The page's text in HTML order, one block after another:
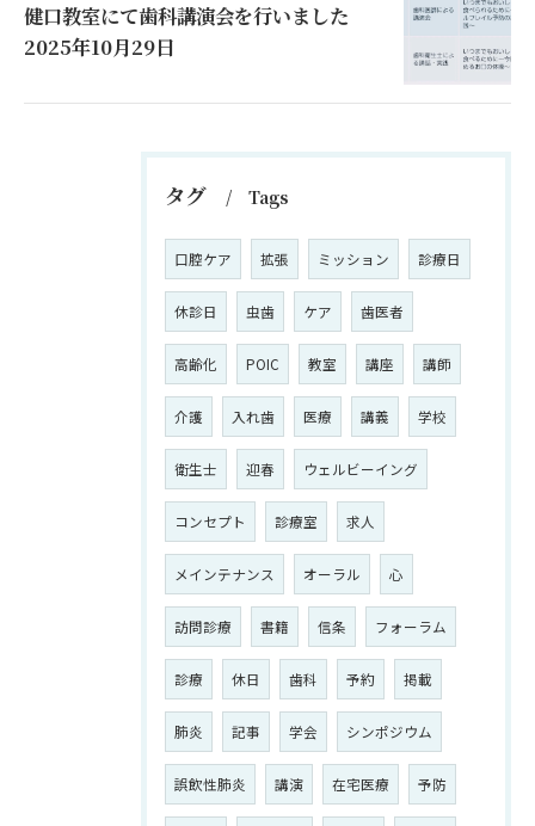
健口教室にて歯科講演会を行いました
2025年10月29日
タグ Tags
口腔ケア 拡張 ミッション 診療日
休診日 虫歯 ケア 歯医者
高齢化 POIC 教室 講座 講師
介護 入れ歯 医療 講義 学校
衛生士 迎春 ウェルビーイング
コンセプト 診療室 求人
メインテナンス オーラル 心
訪問診療 書籍 信条 フォーラム
診療 休日 歯科 予約 掲載
肺炎 記事 学会 シンポジウム
誤飲性肺炎 講演 在宅医療 予防